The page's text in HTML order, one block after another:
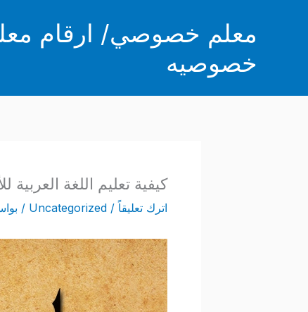
معلم خصوصي/ ارقام
خصوصيه
كيفية تعليم اللغة
اترك تعليقاً /
Uncategorized
/